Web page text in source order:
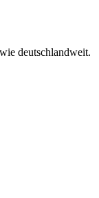
deutschlandweit.